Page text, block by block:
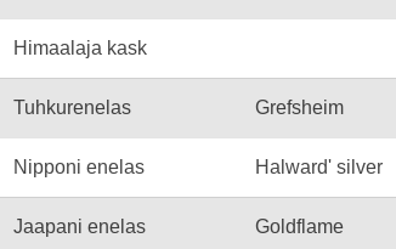
Himaalaja kask
Tuhkurenelas Grefsheim
Nipponi enelas Halward' silver
Jaapani enelas Goldflame